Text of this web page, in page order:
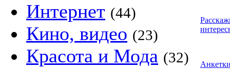
Интернет (44)
Кино, видео (23)
Красота и Мода (32)